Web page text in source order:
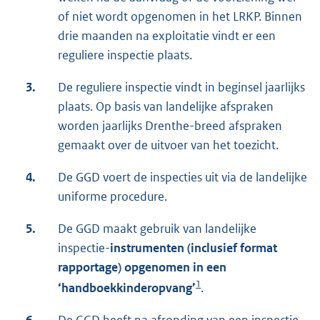
of niet wordt opgenomen in het LRKP. Binnen
drie maanden na exploitatie vindt er een
reguliere inspectie plaats.
3.
De reguliere inspectie vindt in beginsel jaarlijks
plaats. Op basis van landelijke afspraken
worden jaarlijks Drenthe-breed afspraken
gemaakt over de uitvoer van het toezicht.
4.
De GGD voert de inspecties uit via de landelijke
uniforme procedure.
5.
De GGD maakt gebruik van landelijke
inspectie-instrumenten (inclusief format
rapportage) opgenomen in een
‘handboekkinderopvang’1.